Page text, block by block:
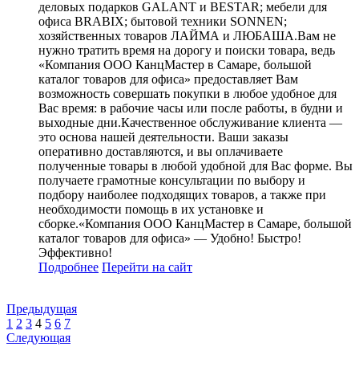
деловых подарков GALANT и BESTAR; мебели для
офиса BRABIX; бытовой техники SONNEN;
хозяйственных товаров ЛАЙМА и ЛЮБАША.Вам не
нужно тратить время на дорогу и поиски товара, ведь
«Компания ООО КанцМастер в Самаре, большой
каталог товаров для офиса» предоставляет Вам
возможность совершать покупки в любое удобное для
Вас время: в рабочие часы или после работы, в будни и
выходные дни.Качественное обслуживание клиента —
это основа нашей деятельности. Ваши заказы
оперативно доставляются, и вы оплачиваете
полученные товары в любой удобной для Вас форме. Вы
получаете грамотные консультации по выбору и
подбору наиболее подходящих товаров, а также при
необходимости помощь в их установке и
сборке.«Компания ООО КанцМастер в Самаре, большой
каталог товаров для офиса» — Удобно! Быстро!
Эффективно!
Подробнее Перейти на сайт
Предыдущая
1 2 3 4 5 6 7
Следующая